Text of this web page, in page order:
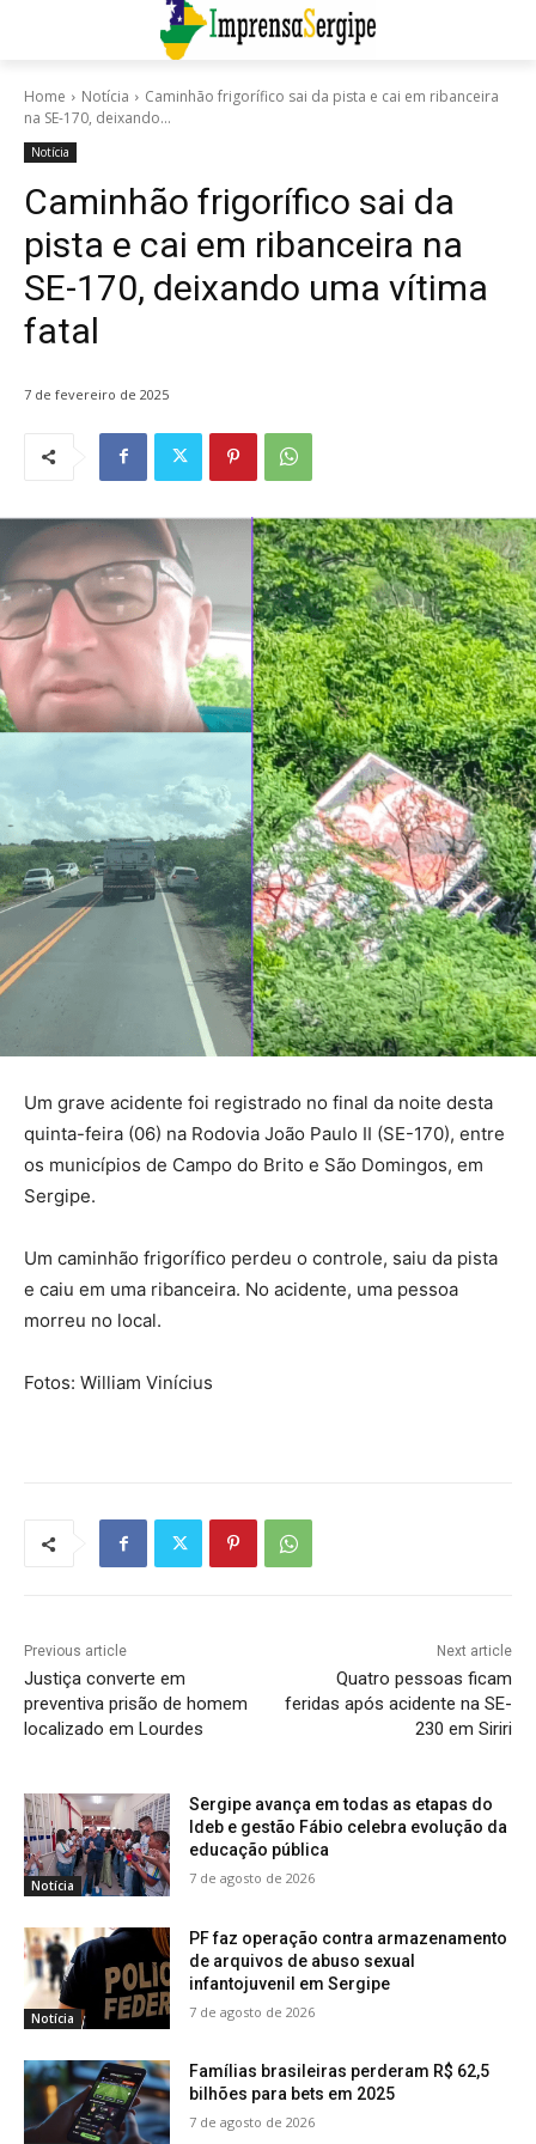
Home Notícia
Caminhão frigorífico sai da pista e cai em ribanceira
na SE-170, deixando...
Notícia
Caminhão frigorífico sai da
pista e cai em ribanceira na
SE-170, deixando uma vítima
fatal
7 de fevereiro de 2025
Um grave acidente foi registrado no final da noite desta
quinta-feira (06) na Rodovia João Paulo II (SE-170), entre
os municípios de Campo do Brito e São Domingos, em
Sergipe.
Um caminhão frigorífico perdeu o controle, saiu da pista
e caiu em uma ribanceira. No acidente, uma pessoa
morreu no local.
Fotos: William Vinícius
Previous article
Justiça converte em
preventiva prisão de homem
localizado em Lourdes
Next article
Quatro pessoas ficam
feridas após acidente na SE-
230 em Siriri
Notícia
Sergipe avança em todas as etapas do
Ideb e gestão Fábio celebra evolução da
educação pública
7 de agosto de 2026
Notícia
PF faz operação contra armazenamento
de arquivos de abuso sexual
infantojuvenil em Sergipe
7 de agosto de 2026
Famílias brasileiras perderam R$ 62,5
bilhões para bets em 2025
7 de agosto de 2026